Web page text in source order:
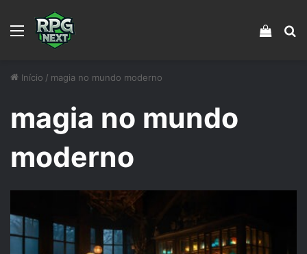
Menu Veja
Início / magia no mundo moderno
magia no mundo
moderno